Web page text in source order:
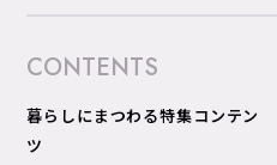
CONTENTS
暮らしにまつわる特集コンテン
ツ